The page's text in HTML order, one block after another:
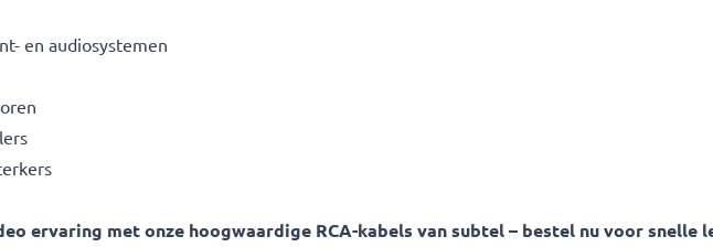
en audiosystemen
ervaring met onze hoogwaardige RCA-kabels van subtel – bestel nu voor snelle